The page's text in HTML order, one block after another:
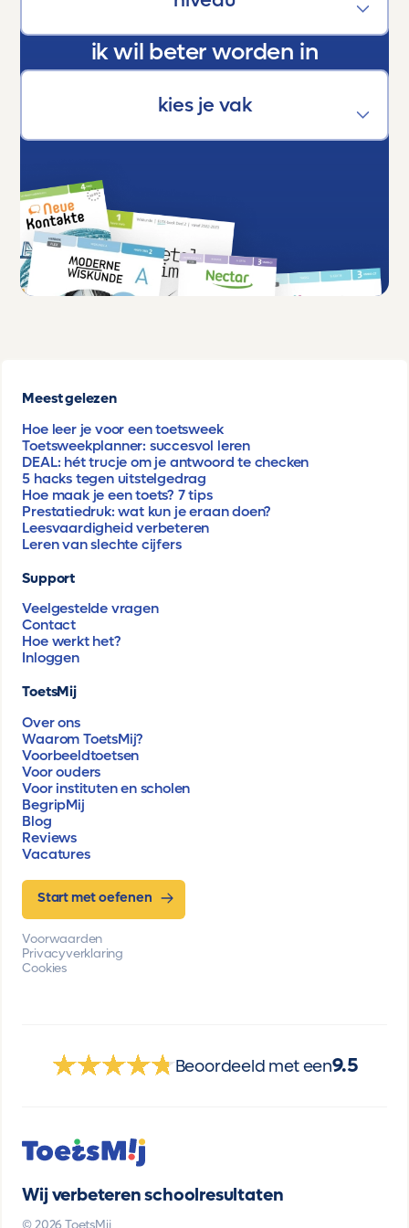
ik wil beter worden in
Meest gelezen
Hoe leer je voor een toetsweek
Toetsweekplanner: succesvol leren
DEAL: hét trucje om je antwoord te checken
5 hacks tegen uitstelgedrag
Hoe maak je een toets? 7 tips
Prestatiedruk: wat kun je eraan doen?
Leesvaardigheid verbeteren
Leren van slechte cijfers
Support
Veelgestelde vragen
Contact
Hoe werkt het?
Inloggen
ToetsMij
Over ons
Waarom ToetsMij?
Voorbeeldtoetsen
Voor ouders
Voor instituten en scholen
BegripMij
Blog
Reviews
Vacatures
Start met oefenen
Voorwaarden
Privacyverklaring
Cookies
Beoordeeld met een9.5
Wij verbeteren schoolresultaten